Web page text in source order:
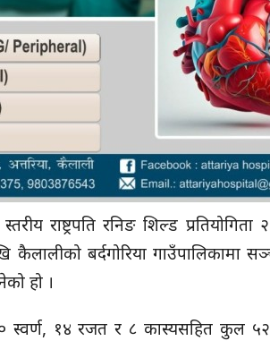
राष्ट्रपति रनिङ शिल्ड
बर्दगोरिया गाउँपालिकामा
हो ।
स्वर्ण, १४ रजत र ८ कास्यसहित कुल